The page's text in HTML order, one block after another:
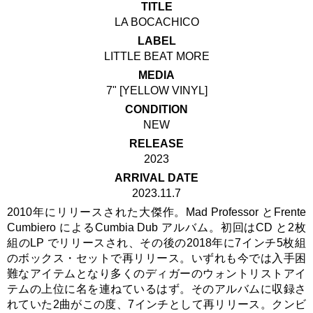
TITLE
LA BOCACHICO
LABEL
LITTLE BEAT MORE
MEDIA
7" [YELLOW VINYL]
CONDITION
NEW
RELEASE
2023
ARRIVAL DATE
2023.11.7
2010年にリリースされた大傑作。Mad Professor とFrente
Cumbiero によるCumbia Dub アルバム。初回はCD と2枚
組のLP でリリースされ、その後の2018年に7インチ5枚組
のボックス・セットで再リリース。いずれも今では入手困
難なアイテムとなり多くのディガーのウォントリストアイ
テムの上位に名を連ねているはず。そのアルバムに収録さ
れていた2曲がこの度、7インチとして再リリース。クンビ